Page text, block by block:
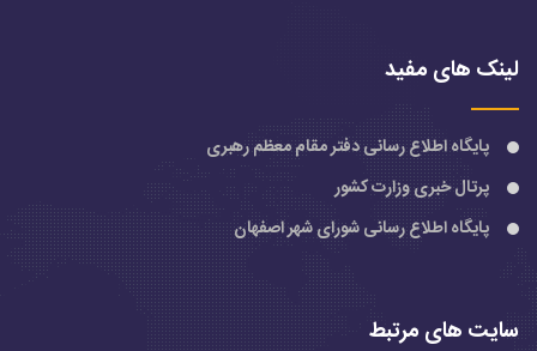
لینک های مفید
پایگاه اطلاع رسانی دفتر مقام معظم رهبری
پرتال خبری وزارت کشور
پایگاه اطلاع رسانی شورای شهر اصفهان
سایت های مرتبط